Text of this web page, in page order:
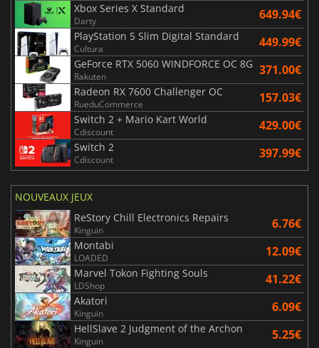
Xbox Series X Standard
Darty 649.94€
PlayStation 5 Slim Digital Standard
Cultura 449.99€
GeForce RTX 5060 WINDFORCE OC 8G
Rakuten 371.00€
Radeon RX 7600 Challenger OC
RueduCommerce 157.03€
Switch 2 + Mario Kart World
Cdiscount 429.00€
Switch 2
Cdiscount 397.99€
NOUVEAUX JEUX
ReStory Chill Electronics Repairs
Kinguin 6.76€
Montabi
LOADED 12.09€
Marvel Tokon Fighting Souls
LDShop 41.22€
Akatori
Kinguin 6.09€
HellSlave 2 Judgment of the Archon
Kinguin 5.25€